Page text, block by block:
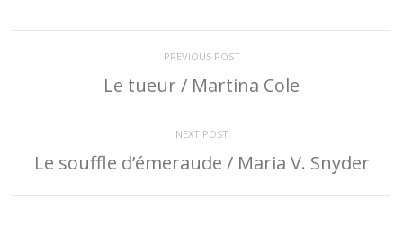
PREVIOUS POST
Le tueur / Martina Cole
NEXT POST
Le souffle d’émeraude / Maria V. Snyder